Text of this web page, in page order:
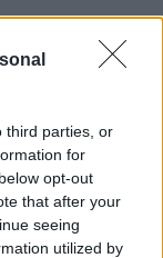
third parties, or
for
opt-out
that after your
seeing
utilized by